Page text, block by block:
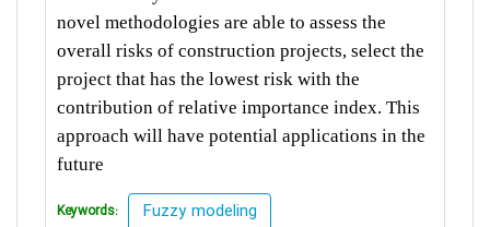
novel methodologies are able to assess the
overall risks of construction projects, select the
project that has the lowest risk with the
contribution of relative importance index. This
approach will have potential applications in the
future
Keywords:
Fuzzy modeling